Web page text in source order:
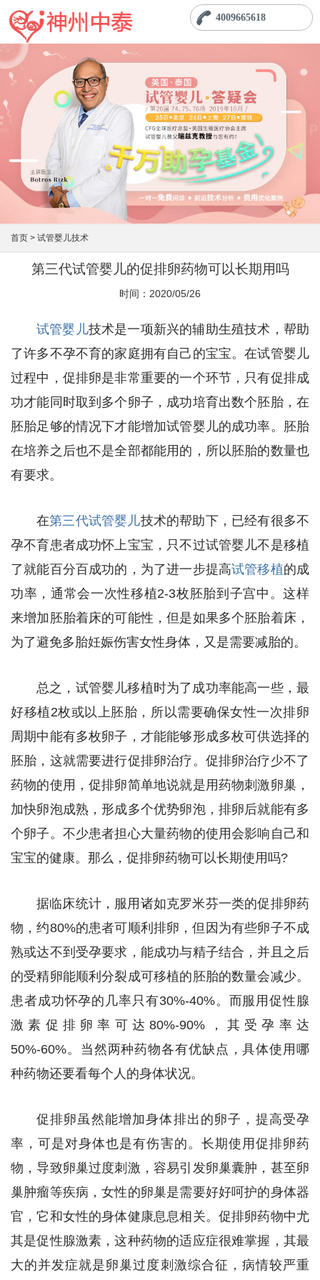
4009665618
首页 > 试管婴儿技术
第三代试管婴儿的促排卵药物可以长期用吗
时间：2020/05/26
试管婴儿技术是一项新兴的辅助生殖技术，帮助
了许多不孕不育的家庭拥有自己的宝宝。在试管婴儿
过程中，促排卵是非常重要的一个环节，只有促排成
功才能同时取到多个卵子，成功培育出数个胚胎，在
胚胎足够的情况下才能增加试管婴儿的成功率。胚胎
在培养之后也不是全部都能用的，所以胚胎的数量也
有要求。
在第三代试管婴儿技术的帮助下，已经有很多不
孕不育患者成功怀上宝宝，只不过试管婴儿不是移植
了就能百分百成功的，为了进一步提高试管移植的成
功率，通常会一次性移植2-3枚胚胎到子宫中。这样
来增加胚胎着床的可能性，但是如果多个胚胎着床，
为了避免多胎妊娠伤害女性身体，又是需要减胎的。
总之，试管婴儿移植时为了成功率能高一些，最
好移植2枚或以上胚胎，所以需要确保女性一次排卵
周期中能有多枚卵子，才能能够形成多枚可供选择的
胚胎，这就需要进行促排卵治疗。促排卵治疗少不了
药物的使用，促排卵简单地说就是用药物刺激卵巢，
加快卵泡成熟，形成多个优势卵泡，排卵后就能有多
个卵子。不少患者担心大量药物的使用会影响自己和
宝宝的健康。那么，促排卵药物可以长期使用吗?
据临床统计，服用诸如克罗米芬一类的促排卵药
物，约80%的患者可顺利排卵，但因为有些卵子不成
熟或达不到受孕要求，能成功与精子结合，并且之后
的受精卵能顺利分裂成可移植的胚胎的数量会减少。
患者成功怀孕的几率只有30%-40%。而服用促性腺
激素促排卵率可达80%-90%，其受孕率达
50%-60%。当然两种药物各有优缺点，具体使用哪
种药物还要看每个人的身体状况。
促排卵虽然能增加身体排出的卵子，提高受孕
率，可是对身体也是有伤害的。长期使用促排卵药
物，导致卵巢过度刺激，容易引发卵巢囊肿，甚至卵
巢肿瘤等疾病，女性的卵巢是需要好好呵护的身体器
官，它和女性的身体健康息息相关。促排卵药物中尤
其是促性腺激素，这种药物的适应症很难掌握，其最
大的并发症就是卵巢过度刺激综合征，病情较严重